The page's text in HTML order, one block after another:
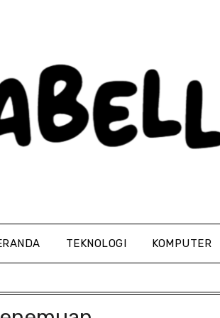
TEKNOLOGI KOMPUTER